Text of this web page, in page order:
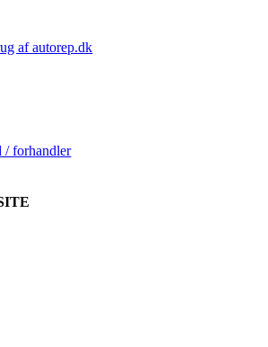
af autorep.dk
/ forhandler